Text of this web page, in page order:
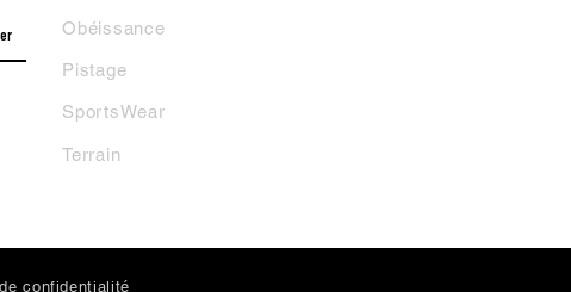
Obéissance
Pistage
SportsWear
Terrain
confidentialité